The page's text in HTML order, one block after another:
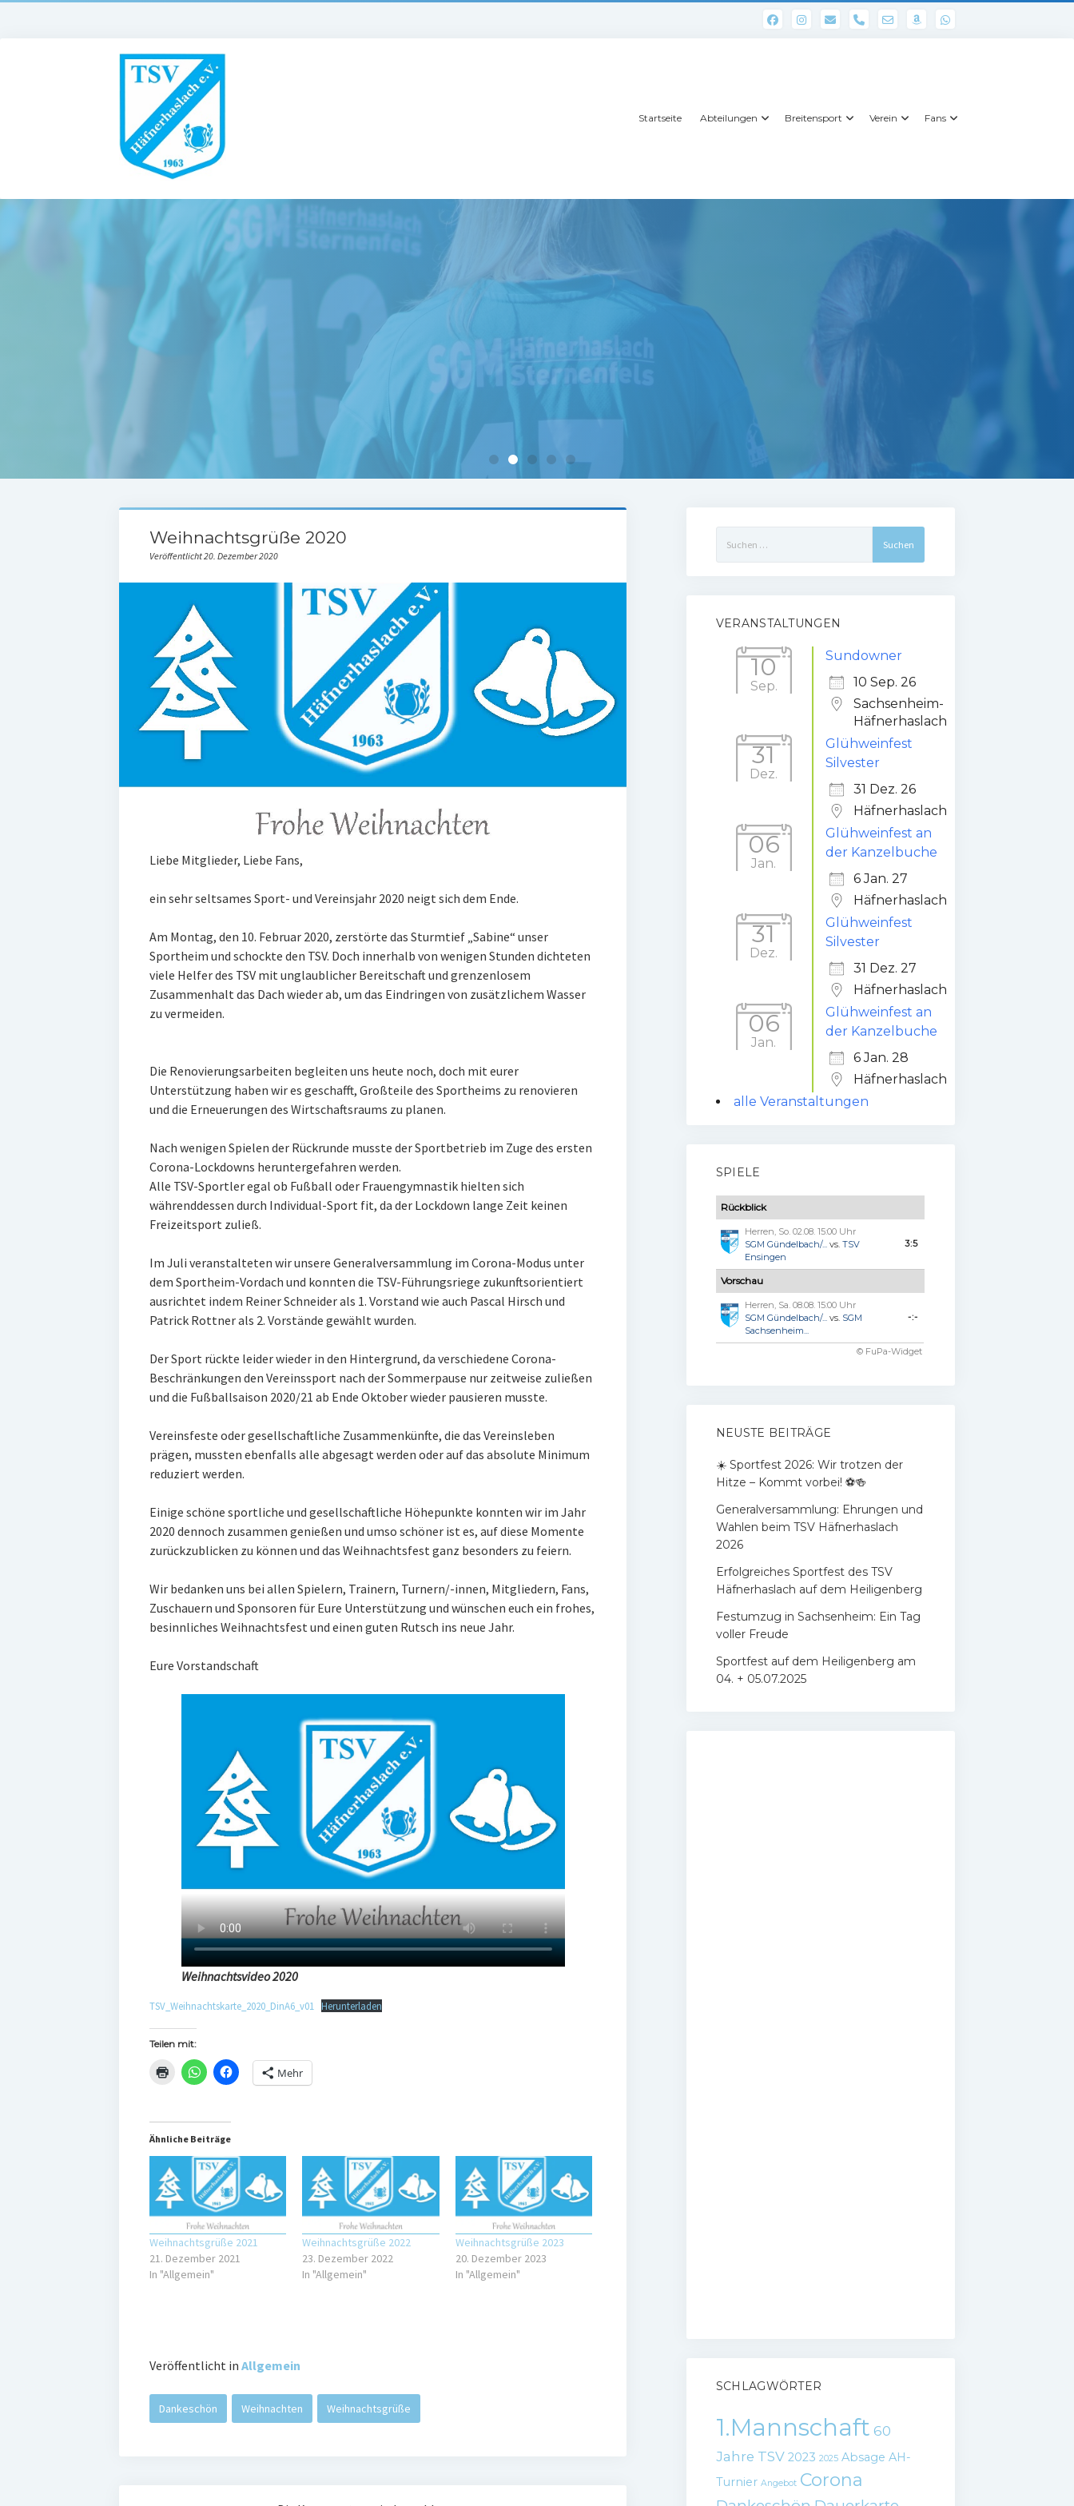
phone
Startseite Abteilungen Breitensport Verein Fans
Weihnachtsgrüße 2020
Veröffentlicht 20. Dezember 2020
Liebe Mitglieder, Liebe Fans,
ein sehr seltsames Sport- und Vereinsjahr 2020 neigt sich dem Ende.
Am Montag, den 10. Februar 2020, zerstörte das Sturmtief „Sabine“ unser
Sportheim und schockte den TSV. Doch innerhalb von wenigen Stunden dichteten
viele Helfer des TSV mit unglaublicher Bereitschaft und grenzenlosem
Zusammenhalt das Dach wieder ab, um das Eindringen von zusätzlichem Wasser
zu vermeiden.
Die Renovierungsarbeiten begleiten uns heute noch, doch mit eurer
Unterstützung haben wir es geschafft, Großteile des Sportheims zu renovieren
und die Erneuerungen des Wirtschaftsraums zu planen.
Nach wenigen Spielen der Rückrunde musste der Sportbetrieb im Zuge des ersten
Corona-Lockdowns heruntergefahren werden.
Alle TSV-Sportler egal ob Fußball oder Frauengymnastik hielten sich
währenddessen durch Individual-Sport fit, da der Lockdown lange Zeit keinen
Freizeitsport zuließ.
Im Juli veranstalteten wir unsere Generalversammlung im Corona-Modus unter
dem Sportheim-Vordach und konnten die TSV-Führungsriege zukunftsorientiert
ausrichtet indem Reiner Schneider als 1. Vorstand wie auch Pascal Hirsch und
Patrick Rottner als 2. Vorstände gewählt wurden.
Der Sport rückte leider wieder in den Hintergrund, da verschiedene Corona-
Beschränkungen den Vereinssport nach der Sommerpause nur zeitweise zuließen
und die Fußballsaison 2020/21 ab Ende Oktober wieder pausieren musste.
Vereinsfeste oder gesellschaftliche Zusammenkünfte, die das Vereinsleben
prägen, mussten ebenfalls alle abgesagt werden oder auf das absolute Minimum
reduziert werden.
Einige schöne sportliche und gesellschaftliche Höhepunkte konnten wir im Jahr
2020 dennoch zusammen genießen und umso schöner ist es, auf diese Momente
zurückzublicken zu können und das Weihnachtsfest ganz besonders zu feiern.
Wir bedanken uns bei allen Spielern, Trainern, Turnern/-innen, Mitgliedern, Fans,
Zuschauern und Sponsoren für Eure Unterstützung und wünschen euch ein frohes,
besinnliches Weihnachtsfest und einen guten Rutsch ins neue Jahr.
Eure Vorstandschaft
Weihnachtsvideo 2020
TSV_Weihnachtskarte_2020_DinA6_v01 Herunterladen
Teilen mit:
Mehr
Ähnliche Beiträge
Weihnachtsgrüße 2021
21. Dezember 2021
In "Allgemein"
Weihnachtsgrüße 2022
23. Dezember 2022
In "Allgemein"
Weihnachtsgrüße 2023
20. Dezember 2023
In "Allgemein"
Veröffentlicht in Allgemein
Dankeschön Weihnachten Weihnachtsgrüße
nach:
VERANSTALTUNGEN
10
Sep.
Sundowner
10 Sep. 26
Sachsenheim-
Häfnerhaslach
31
Dez.
Glühweinfest
Silvester
31 Dez. 26
Häfnerhaslach
06
Jan.
Glühweinfest an
der Kanzelbuche
6 Jan. 27
Häfnerhaslach
31
Dez.
Glühweinfest
Silvester
31 Dez. 27
Häfnerhaslach
06
Jan.
Glühweinfest an
der Kanzelbuche
6 Jan. 28
Häfnerhaslach
alle Veranstaltungen
SPIELE
Rückblick
Herren, So. 02.08. 15:00 Uhr
SGM Gündelbach/...vs. TSV
Ensingen
3:5
Vorschau
Herren, Sa. 08.08. 15:00 Uhr
SGM Gündelbach/...vs. SGM
Sachsenheim...
-:-
© FuPa-Widget
NEUSTE BEITRÄGE
​☀️ Sportfest 2026: Wir trotzen der
Hitze – Kommt vorbei! ⚽🍻
Generalversammlung: Ehrungen und
Wahlen beim TSV Häfnerhaslach
2026
Erfolgreiches Sportfest des TSV
Häfnerhaslach auf dem Heiligenberg
Festumzug in Sachsenheim: Ein Tag
voller Freude
Sportfest auf dem Heiligenberg am
04. + 05.07.2025
SCHLAGWÖRTER
1.Mannschaft 60
Jahre TSV 2023 2025 Absage AH-
Turnier Angebot Corona